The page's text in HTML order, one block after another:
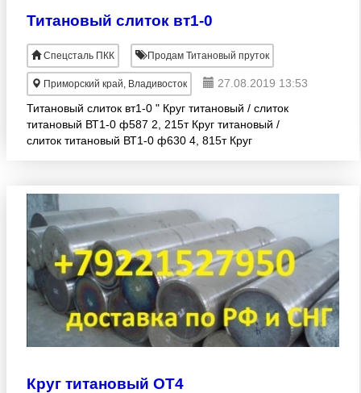
Титановый слиток вт1-0
Спецсталь ПКК Продам Титановый пруток
Приморский край, Владивосток
27.08.2019 13:53
Титановый слиток вт1-0 " Круг титановый / слиток
титановый ВТ1-0 ф587 2, 215т Круг титановый /
слиток титановый ВТ1-0 ф630 4, 815т Круг
Круг титановый ОТ4